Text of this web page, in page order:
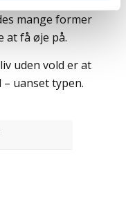
mange former
få øje på.
uden vold er at
uanset typen.